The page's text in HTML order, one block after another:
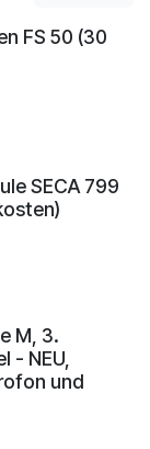
FS 50 (30
SECA 799
M, 3.
- NEU,
und